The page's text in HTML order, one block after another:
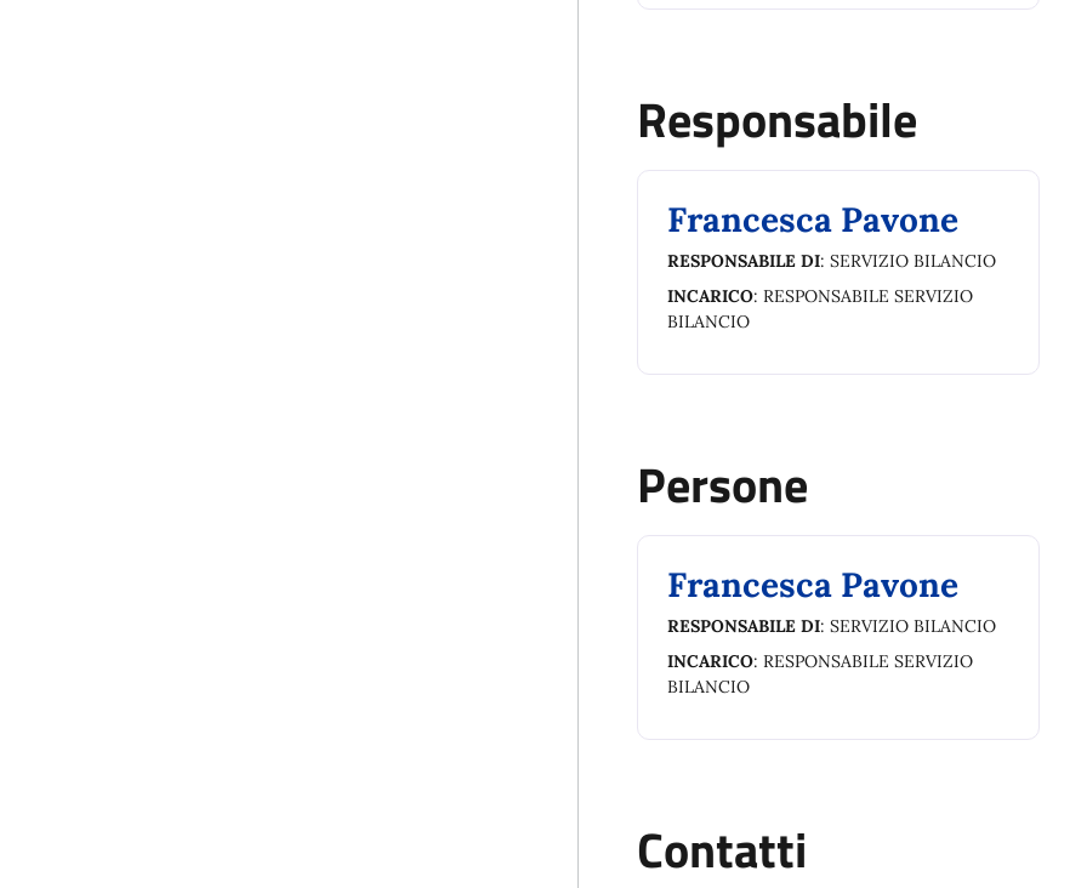
Responsabile
Francesca Pavone
RESPONSABILE DI: SERVIZIO BILANCIO
INCARICO: RESPONSABILE SERVIZIO
BILANCIO
Persone
Francesca Pavone
RESPONSABILE DI: SERVIZIO BILANCIO
INCARICO: RESPONSABILE SERVIZIO
BILANCIO
Contatti